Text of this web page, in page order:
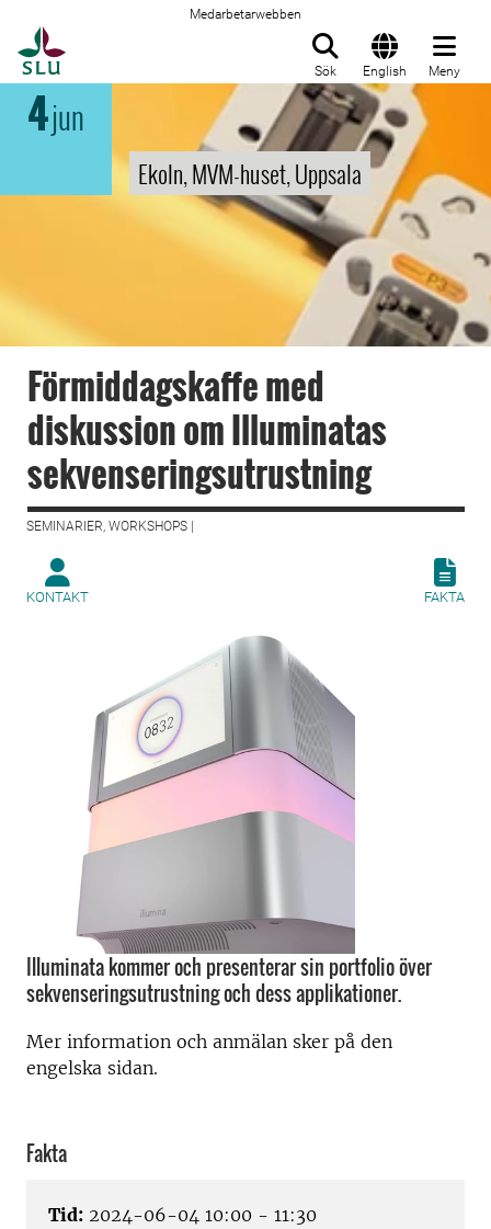
Medarbetarwebben
Sök English Meny
4jun
Ekoln, MVM-huset, Uppsala
Förmiddagskaffe med
diskussion om Illuminatas
sekvenseringsutrustning
SEMINARIER, WORKSHOPS |
KONTAKT FAKTA
Illuminata kommer och presenterar sin portfolio över
sekvenseringsutrustning och dess applikationer.
Mer information och anmälan sker på den
engelska sidan.
Fakta
Tid: 2024-06-04 10:00 - 11:30